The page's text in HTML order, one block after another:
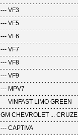
--- VF3
--- VF5
--- VF6
--- VF7
--- VF8
--- VF9
--- MPV7
--- VINFAST LIMO GREEN
GM CHEVROLET ... CRUZE
--- CAPTIVA